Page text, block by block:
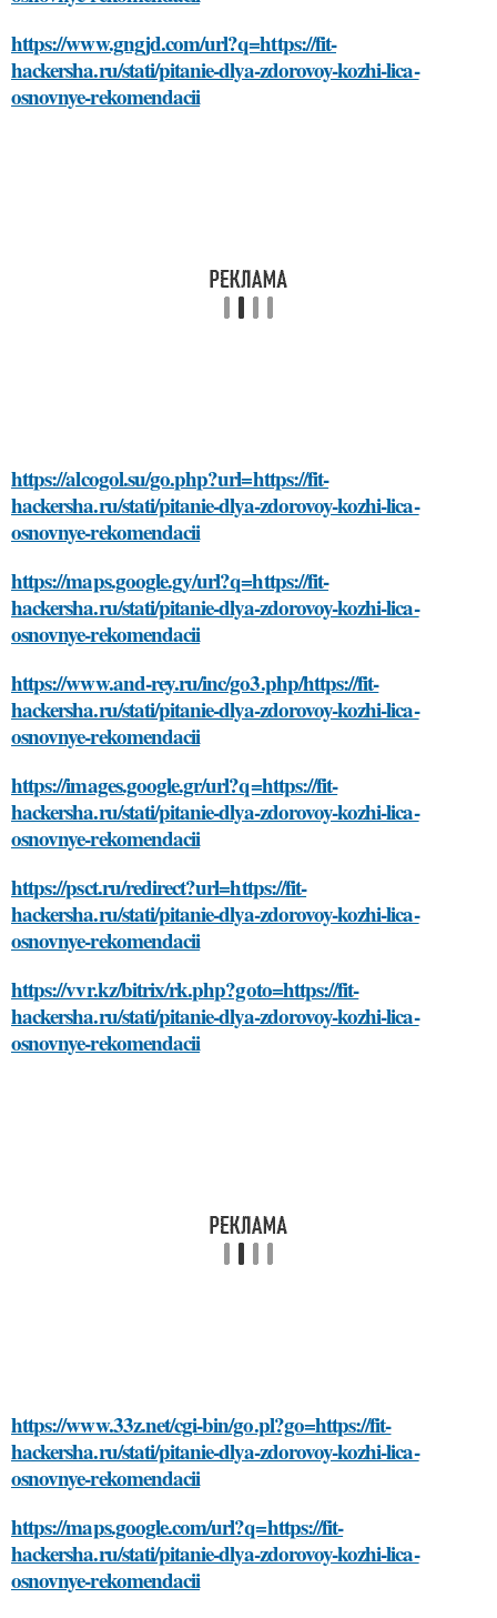
https://www.gngjd.com/url?q=https://fit-
hackersha.ru/stati/pitanie-dlya-zdorovoy-kozhi-lica-
osnovnye-rekomendacii
https://alcogol.su/go.php?url=https://fit-
hackersha.ru/stati/pitanie-dlya-zdorovoy-kozhi-lica-
osnovnye-rekomendacii
https://maps.google.gy/url?q=https://fit-
hackersha.ru/stati/pitanie-dlya-zdorovoy-kozhi-lica-
osnovnye-rekomendacii
https://www.and-rey.ru/inc/go3.php/https://fit-
hackersha.ru/stati/pitanie-dlya-zdorovoy-kozhi-lica-
osnovnye-rekomendacii
https://images.google.gr/url?q=https://fit-
hackersha.ru/stati/pitanie-dlya-zdorovoy-kozhi-lica-
osnovnye-rekomendacii
https://psct.ru/redirect?url=https://fit-
hackersha.ru/stati/pitanie-dlya-zdorovoy-kozhi-lica-
osnovnye-rekomendacii
https://vvr.kz/bitrix/rk.php?goto=https://fit-
hackersha.ru/stati/pitanie-dlya-zdorovoy-kozhi-lica-
osnovnye-rekomendacii
https://www.33z.net/cgi-bin/go.pl?go=https://fit-
hackersha.ru/stati/pitanie-dlya-zdorovoy-kozhi-lica-
osnovnye-rekomendacii
https://maps.google.com/url?q=https://fit-
hackersha.ru/stati/pitanie-dlya-zdorovoy-kozhi-lica-
osnovnye-rekomendacii